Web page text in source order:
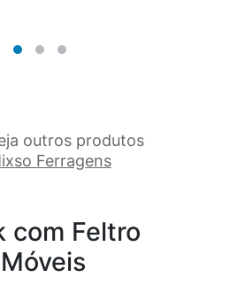
outros produtos
Ferragens
com Feltro